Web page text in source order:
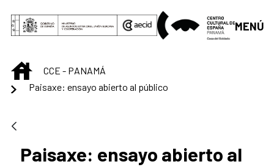
Saltar al contenido principal
MENÚ
INICIOCCE - PANAMÁ
Paisaxe: ensayo abierto al público
Paisaxe: ensayo abierto al